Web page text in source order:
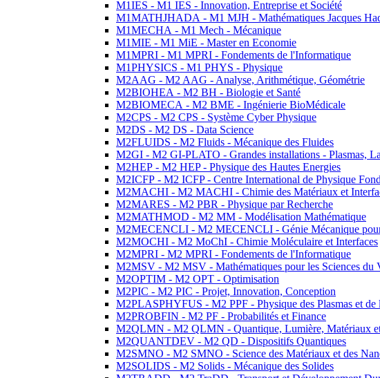
M1IES - M1 IES - Innovation, Entreprise et Société
M1MATHJHADA - M1 MJH - Mathématiques Jacques
M1MECHA - M1 Mech - Mécanique
M1MIE - M1 MiE - Master en Economie
M1MPRI - M1 MPRI - Fondements de l'Informatique
M1PHYSICS - M1 PHYS - Physique
M2AAG - M2 AAG - Analyse, Arithmétique, Géométrie
M2BIOHEA - M2 BH - Biologie et Santé
M2BIOMECA - M2 BME - Ingénierie BioMédicale
M2CPS - M2 CPS - Système Cyber Physique
M2DS - M2 DS - Data Science
M2FLUIDS - M2 Fluids - Mécanique des Fluides
M2GI - M2 GI-PLATO - Grandes installations - Plasmas,
M2HEP - M2 HEP - Physique des Hautes Energies
M2ICFP - M2 ICFP - Centre International de Physique
M2MACHI - M2 MACHI - Chimie des Matériaux et
M2MARES - M2 PBR - Physique par Recherche
M2MATHMOD - M2 MM - Modélisation Mathématique
M2MECENCLI - M2 MECENCLI - Génie Mécanique
M2MOCHI - M2 MoChI - Chimie Moléculaire et Interfaces
M2MPRI - M2 MPRI - Fondements de l'Informatique
M2MSV - M2 MSV - Mathématiques pour les Sciences du
M2OPTIM - M2 OPT - Optimisation
M2PIC - M2 PIC - Projet, Innovation, Conception
M2PLASPHYFUS - M2 PPF - Physique des Plasmas et de
M2PROBFIN - M2 PF - Probabilités et Finance
M2QLMN - M2 QLMN - Quantique, Lumière, Matériaux
M2QUANTDEV - M2 QD - Dispositifs Quantiques
M2SMNO - M2 SMNO - Science des Matériaux et des
M2SOLIDS - M2 Solids - Mécanique des Solides